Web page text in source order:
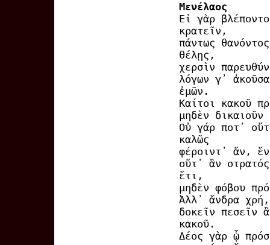
Μενέλαος
Εἰ γὰρ
κρατεῖν,
πάντως
θέλῃς,
χερσὶν
λόγων γ᾽
ἐμῶν.
Καίτοι κακοῦ
μηδὲν
Οὐ γάρ ποτ᾽
καλῶς
φέροιντ᾽ ἄν,
οὔτ᾽ ἂν
ἔτι,
μηδὲν φόβου
Ἀλλ᾽ ἄνδρα
δοκεῖν πεσεῖν
κακοῦ.
Δέος γὰρ ᾧ